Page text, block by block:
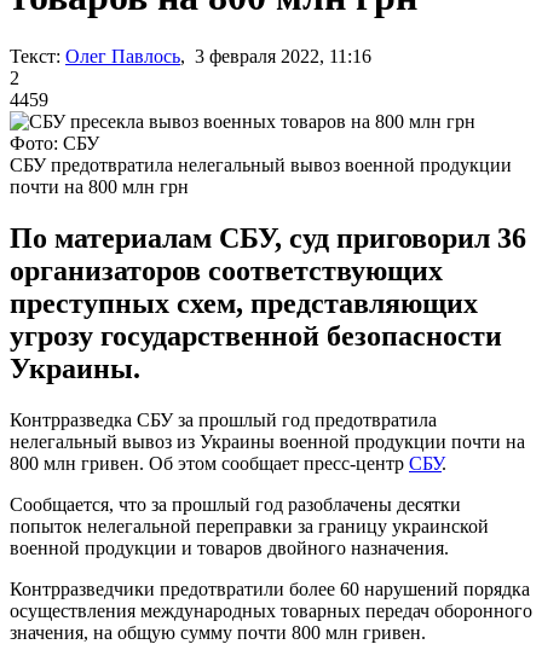
Текст: Олег Павлось, 3 февраля 2022, 11:16
2
4459
Фото: СБУ
СБУ предотвратила нелегальный вывоз военной продукции
почти на 800 млн грн
По материалам СБУ, суд приговорил 36
организаторов соответствующих
преступных схем, представляющих
угрозу государственной безопасности
Украины.
Контрразведка СБУ за прошлый год предотвратила
нелегальный вывоз из Украины военной продукции почти на
800 млн гривен. Об этом сообщает пресс-центр СБУ.
Сообщается, что за прошлый год разоблачены десятки
попыток нелегальной переправки за границу украинской
военной продукции и товаров двойного назначения.
Контрразведчики предотвратили более 60 нарушений порядка
осуществления международных товарных передач оборонного
значения, на общую сумму почти 800 млн гривен.